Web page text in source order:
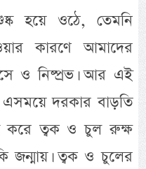
হয়ে ওঠে, তেমনি
কারণে আমাদের
ও নিষ্প্রভ। আর এই
দরকার বাড়তি
করে ত্বক ও চুল রুক্ষ
জন্মায়। ত্বক ও চুলের